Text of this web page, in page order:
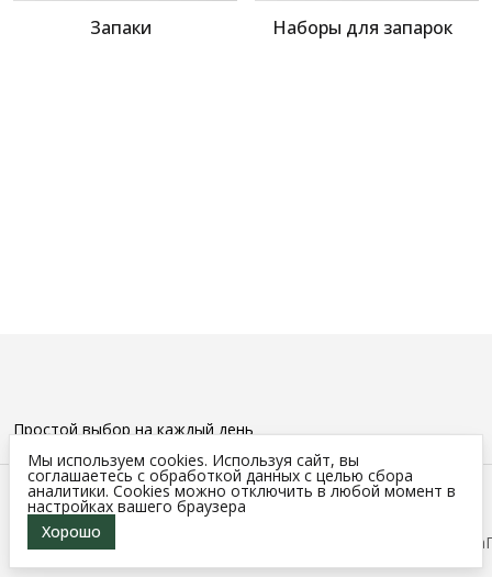
Запаки Наборы для запарок
Простой выбор на каждый день
Контакты
Телефон
8 (000) 000-00-00
Эл. почта
© Muted.Оплата Оферта
Мы используем cookies. Используя сайт, вы
соглашаетесь с обработкой данных с целью сбора
аналитики. Cookies можно отключить в любой момент в
настройках вашего браузера
Хорошо